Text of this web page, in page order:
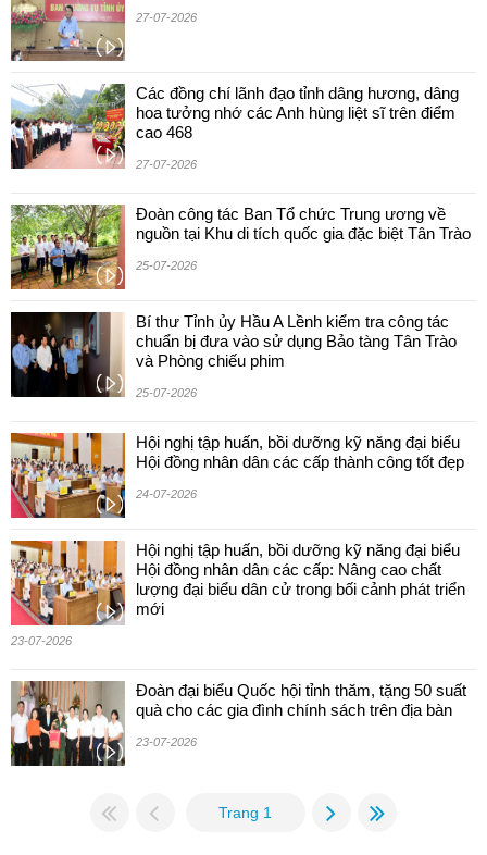
27-07-2026
Các đồng chí lãnh đạo tỉnh dâng hương, dâng
hoa tưởng nhớ các Anh hùng liệt sĩ trên điểm
cao 468
27-07-2026
Đoàn công tác Ban Tổ chức Trung ương về
nguồn tại Khu di tích quốc gia đặc biệt Tân Trào
25-07-2026
Bí thư Tỉnh ủy Hầu A Lềnh kiểm tra công tác
chuẩn bị đưa vào sử dụng Bảo tàng Tân Trào
và Phòng chiếu phim
25-07-2026
Hội nghị tập huấn, bồi dưỡng kỹ năng đại biểu
Hội đồng nhân dân các cấp thành công tốt đẹp
24-07-2026
Hội nghị tập huấn, bồi dưỡng kỹ năng đại biểu
Hội đồng nhân dân các cấp: Nâng cao chất
lượng đại biểu dân cử trong bối cảnh phát triển
mới
23-07-2026
Đoàn đại biểu Quốc hội tỉnh thăm, tặng 50 suất
quà cho các gia đình chính sách trên địa bàn
23-07-2026
Trang 1